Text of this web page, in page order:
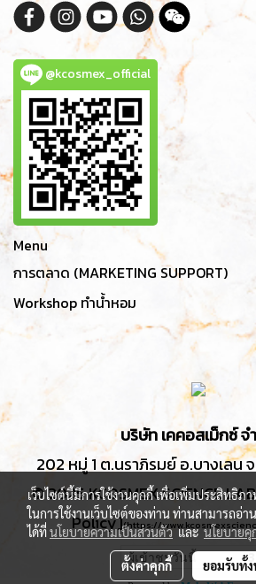
@kcosmex_official
Menu
การตลาด (MARKETING SUPPORT)
Workshop ทำน้ำหอม
บริษัท เคคอสเม็กซ์ จ
202 หมู่ 1 ต.นราภิรมย์ อ.บางเลน
© 2025 KCOSMEX SCIENCE
Policy](https://
ผู้เข้าชมวันนี้
เว็บไซต์นี้มีการใช้งานคุกกี้ เพื่อเพิ่มประสิทธิ
ในการใช้งานเว็บไซต์ของท่าน ท่านสามารถอ่า
ได้ที่นโยบายความเป็นส่วนตัวและนโยบายคุ
ตั้งค่าคุกกี้ ยอมรับทั้